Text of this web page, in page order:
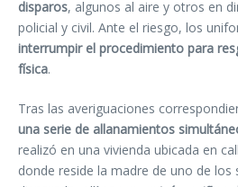
disparos, algunos al aire y otros en
policial y civil. Ante el riesgo, los
interrumpir el procedimiento para
física.
Tras las averiguaciones
una serie de allanamientos
realizó en una vivienda ubicada en
donde reside la madre de uno de los